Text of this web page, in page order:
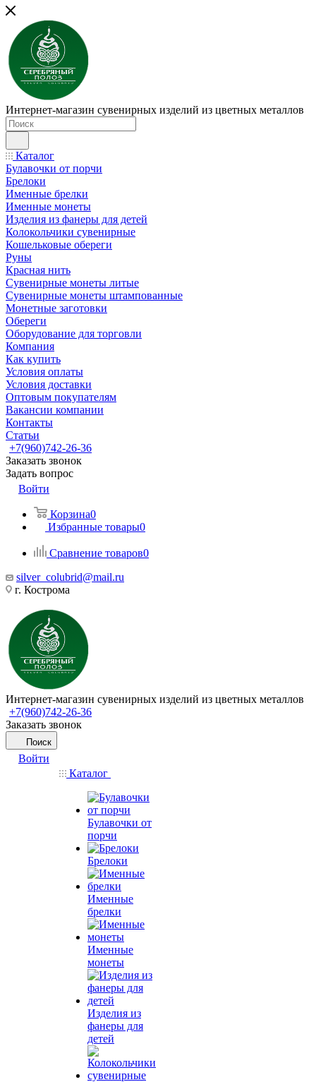
Интернет-магазин сувенирных изделий из цветных металлов
Каталог
Булавочки от порчи
Брелоки
Именные брелки
Именные монеты
Изделия из фанеры для детей
Колокольчики сувенирные
Кошельковые обереги
Руны
Красная нить
Сувенирные монеты литые
Сувенирные монеты штампованные
Монетные заготовки
Обереги
Оборудование для торговли
Компания
Как купить
Условия оплаты
Условия доставки
Оптовым покупателям
Вакансии компании
Контакты
Статьи
+7(960)742-26-36
Заказать звонок
Задать вопрос
Войти
Корзина0
Избранные товары0
Сравнение товаров0
silver_colubrid@mail.ru
г. Кострома
Интернет-магазин сувенирных изделий из цветных металлов
+7(960)742-26-36
Заказать звонок
Поиск
Войти
Каталог
Булавочки от
порчи
Брелоки
Именные
брелки
Именные
монеты
Изделия из
фанеры для
детей